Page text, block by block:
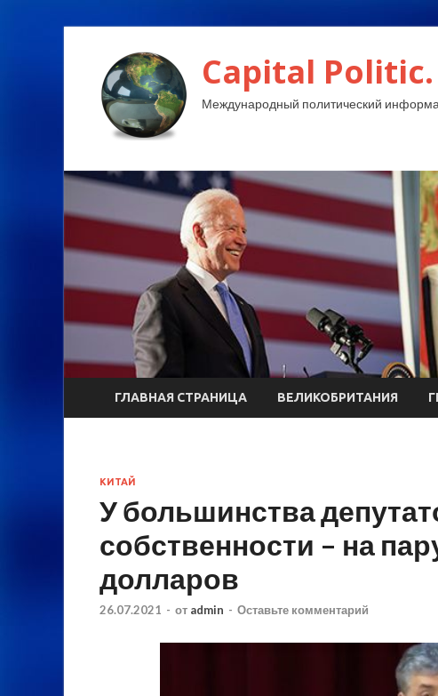
Capital Politic.
Международный политический
ГЛАВНАЯ СТРАНИЦА ВЕЛИКОБРИТАНИЯ
КИТАЙ
У большинства
собственности – на
долларов
26.07.2021 - от admin - Оставьте комментарий